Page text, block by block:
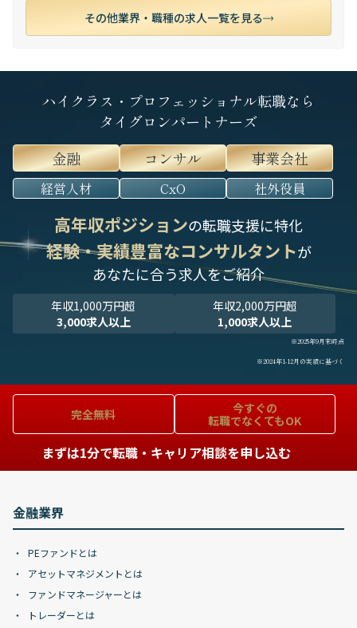
その他業界・職種の求人一覧を見る
ハイクラス・プロフェッショナル転職なら
タイグロンパートナーズ
金融
コンサル 事業会社
経営人材 CxO 社外役員
高年収ポジションの転職支援に特化
経験・実績豊富なコンサルタントが
あなたに合う求人をご紹介
年収1,000万円超
3,000求人以上
年収2,000万円超
1,000求人以上
※2025年9月末時点
※2024年1-12月の実績に基づく
完全無料
今すぐの
転職でなくてもOK
まずは1分で転職・キャリア相談を申し込む
金融業界
PEファンドとは
アセットマネジメントとは
ファンドマネージャーとは
トレーダーとは